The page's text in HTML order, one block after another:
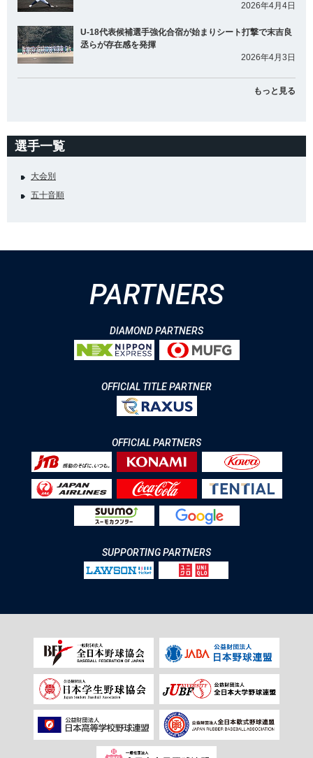
2026年4月4日
U-18代表候補選手強化合宿が始まりシート打撃で末吉良
丞らが存在感を発揮
2026年4月3日
もっと見る
選手一覧
大会別
五十音順
PARTNERS
DIAMOND PARTNERS
OFFICIAL TITLE PARTNER
OFFICIAL PARTNERS
SUPPORTING PARTNERS